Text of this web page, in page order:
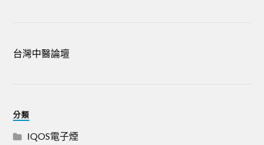
台灣中醫論壇
分類
IQOS電子煙